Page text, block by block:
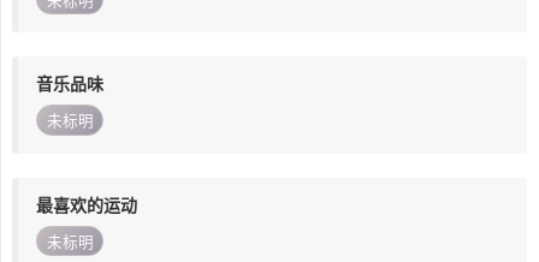
音乐品味
未标明
最喜欢的运动
未标明